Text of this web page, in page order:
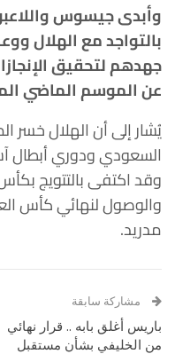
وأبدى جيسوس
بالتواجد مع الهلال
جهدهم لتحقيق
عن الموسم الماضي
يُشار إلى أن الهلال
السعودي ودوري أبطال
وقد اكتفى بالتتويج
والوصول لنهائي كأس
مدريد.
مشاركة سابقة
باريس أغلق بابه .. قرار نهائي
من الخليفي بشأن مستقبل